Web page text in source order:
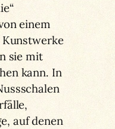
einem
sie mit
kann. In
auf denen